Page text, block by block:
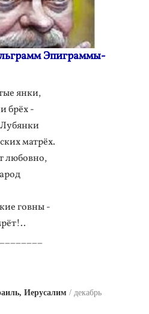
Эпиграммы-
янки,
брёх -
матрёх.
любовно,
говны -
Иерусалим
декабрь